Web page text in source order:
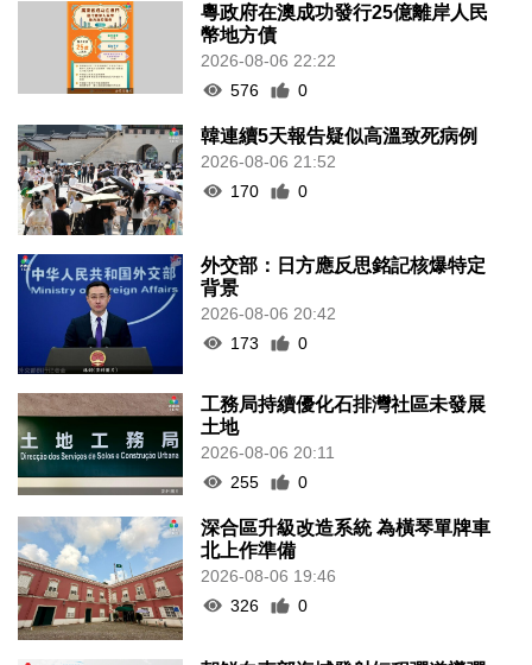
粵政府在澳成功發行25億離岸人民
幣地方債
2026-08-06 22:22
576
0
韓連續5天報告疑似高溫致死病例
2026-08-06 21:52
170
0
外交部：日方應反思銘記核爆特定
背景
2026-08-06 20:42
173
0
工務局持續優化石排灣社區未發展
土地
2026-08-06 20:11
255
0
深合區升級改造系統 為橫琴單牌車
北上作準備
2026-08-06 19:46
326
0